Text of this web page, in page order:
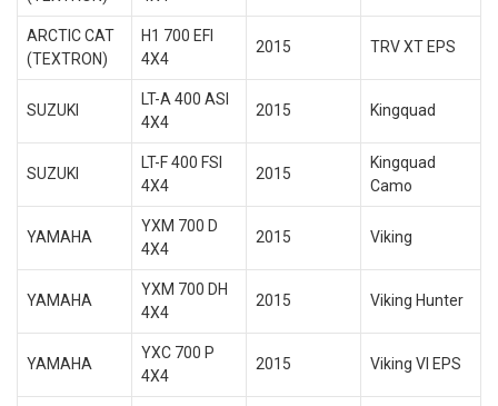
ARCTIC CAT
(TEXTRON)
H1 700 EFI
4X4
2015 TRV XT EPS
SUZUKI
LT-A 400 ASI
4X4
2015 Kingquad
SUZUKI
LT-F 400 FSI
4X4
2015
Kingquad
Camo
YAMAHA
YXM 700 D
4X4
2015 Viking
YAMAHA
YXM 700 DH
4X4
2015 Viking Hunter
YAMAHA
YXC 700 P
4X4
2015 Viking VI EPS